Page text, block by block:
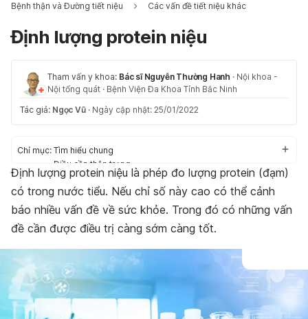
Bệnh thận và Đường tiết niệu Các vấn đề tiết niệu khác
Định lượng protein niệu
Tham vấn y khoa: Bác sĩ Nguyễn Thường Hanh · Nội khoa -
Nội tổng quát · Bệnh Viện Đa Khoa Tỉnh Bắc Ninh
Tác giả: Ngọc Vũ · Ngày cập nhật: 25/01/2022
Chỉ mục: Tìm hiểu chung
Điều cần thận trọng
Quy trình định lượng protein niệu
Định lượng protein niệu là phép đo lượng protein (đạm)
có trong nước tiểu. Nếu chỉ số này cao có thể cảnh
báo nhiều vấn đề về sức khỏe. Trong đó có những vấn
đề cần được điều trị càng sớm càng tốt.